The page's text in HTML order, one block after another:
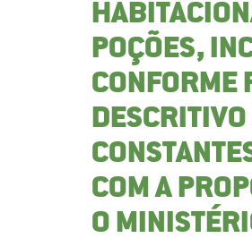
POÇÕES,
CONFORME
COM A
O